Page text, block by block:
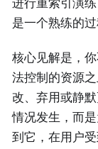
进行重索引演
是一个熟练的
核心见解是，
法控制的资源
改、弃用或静
情况发生，而
到它，在用户